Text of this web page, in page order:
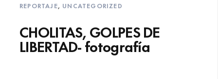
REPORTAJE, UNCATEGORIZED
CHOLITAS, GOLPES DE
LIBERTAD- fotografía